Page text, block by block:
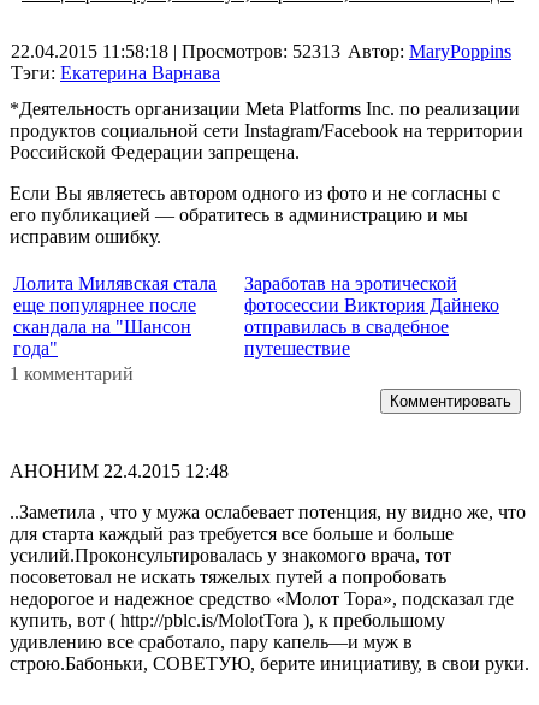
22.04.2015 11:58:18 | Просмотров: 52313
Тэги: Екатерина Варнава
Автор: MaryPoppins
*Деятельность организации Meta Platforms Inc. по реализации
продуктов социальной сети Instagram/Facebook на территории
Российской Федерации запрещена.
Если Вы являетесь автором одного из фото и не согласны с
его публикацией — обратитесь в администрацию и мы
исправим ошибку.
Лолита Милявская стала
еще популярнее после
скандала на "Шансон
года"
Заработав на эротической
фотосессии Виктория Дайнеко
отправилась в свадебное
путешествие
1 комментарий
Комментировать
АНОНИМ 22.4.2015 12:48
..Заметила , что у мужа ослабевает потенция, ну видно же, что
для старта каждый раз требуется все больше и больше
усилий.Проконсультировалась у знакомого врача, тот
посоветовал не искать тяжелых путей а попробовать
недорогое и надежное средство «Молот Тора», подсказал где
купить, вот ( http://pblc.is/MolotTora ), к пребольшому
удивлению все сработало, пару капель—и муж в
строю.Бабоньки, СОВЕТУЮ, берите инициативу, в свои руки.